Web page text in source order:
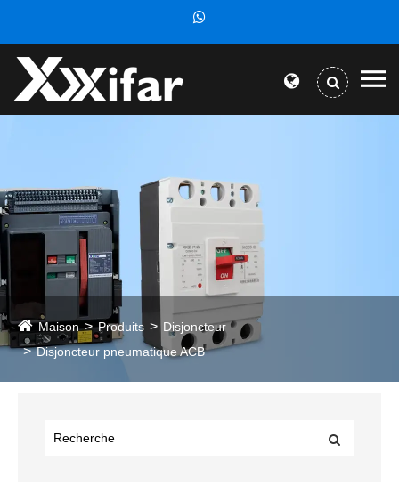
Maison Produits
Disjoncteur
Disjoncteur pneumatique ACB